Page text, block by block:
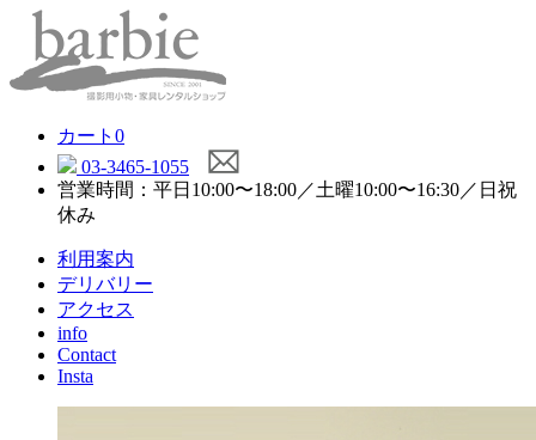
カート 0
03-3465-1055
営業時間：平日10:00〜18:00／土曜10:00〜16:30／日祝
休み
利用案内
デリバリー
アクセス
info
Contact
Insta